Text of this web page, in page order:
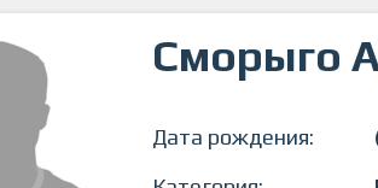
Сморыго
Дата рождения: